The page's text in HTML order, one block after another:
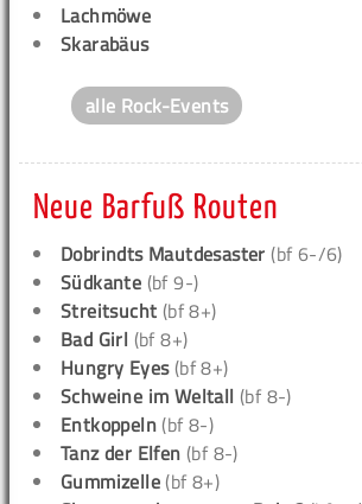
Lachmöwe
Skarabäus
alle Rock-Events
Neue Barfuß Routen
Dobrindts Mautdesaster (bf 6-/6)
Südkante (bf 9-)
Streitsucht (bf 8+)
Bad Girl (bf 8+)
Hungry Eyes(bf 8+)
Schweine im Weltall (bf 8-)
Entkoppeln (bf 8-)
Tanz der Elfen (bf 8-)
Gummizelle (bf 8+)